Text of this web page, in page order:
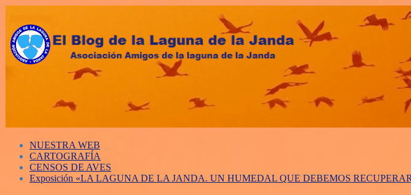
NUESTRA WEB
CARTOGRAFÍA
CENSOS DE AVES
Exposición «LA LAGUNA DE LA JANDA. UN HUMEDAL QUE DEBEMOS